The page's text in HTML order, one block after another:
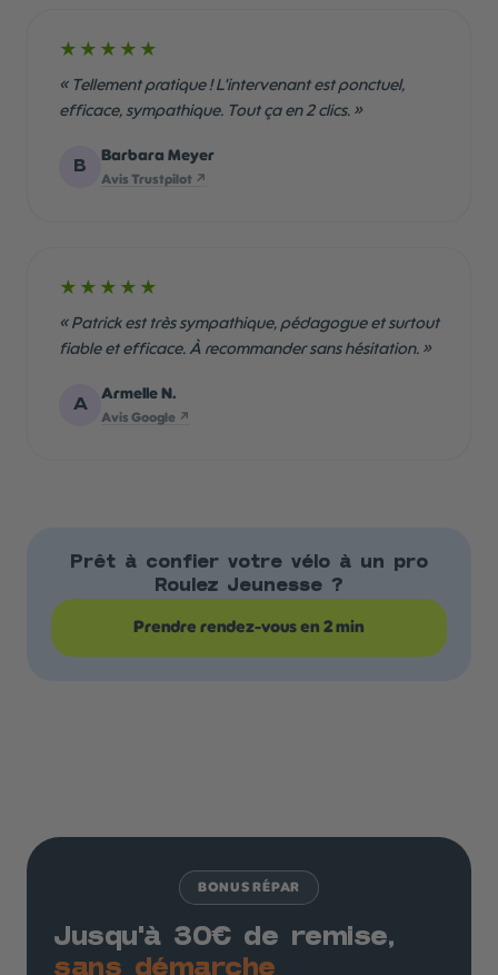
★★★★★
« Tellement pratique ! L'intervenant est ponctuel,
efficace, sympathique. Tout ça en 2 clics. »
B
Barbara Meyer
Avis Trustpilot ↗
★★★★★
« Patrick est très sympathique, pédagogue et surtout
fiable et efficace. À recommander sans hésitation. »
A
Armelle N.
Avis Google ↗
Prêt à confier votre vélo à un pro
Roulez Jeunesse ?
Prendre rendez-vous en 2 min
BONUS RÉPAR
Jusqu'à 30€ de remise,
sans démarche